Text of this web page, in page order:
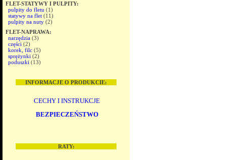
FLET-STATYWY I PULPITY:
pulpity do fletu (1)
statywy na flet (11)
pulpity na nuty (2)
FLET-NAPRAWA:
narzędzia (3)
części (2)
korek, filc (5)
sprężynki (2)
poduszki (13)
INFORMACJE O PRODUKCIE:
CECHY I INSTRUKCJE
BEZPIECZEŃSTWO
RATY: